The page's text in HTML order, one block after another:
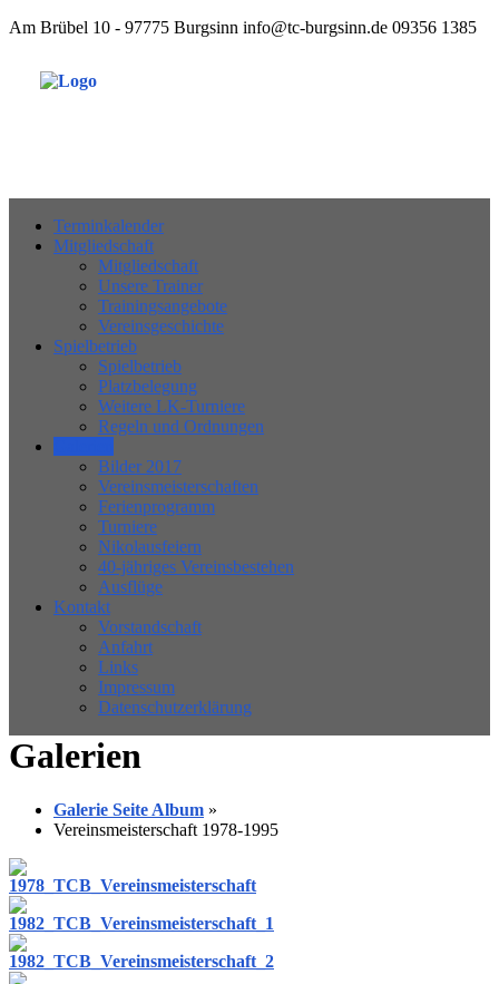
Am Brübel 10 - 97775 Burgsinn info@tc-burgsinn.de 09356 1385
Terminkalender
Mitgliedschaft
Mitgliedschaft
Unsere Trainer
Trainingsangebote
Vereinsgeschichte
Spielbetrieb
Spielbetrieb
Platzbelegung
Weitere LK-Turniere
Regeln und Ordnungen
Bilder 2017
Vereinsmeisterschaften
Ferienprogramm
Turniere
Nikolausfeiern
40-jähriges Vereinsbestehen
Ausflüge
Kontakt
Vorstandschaft
Anfahrt
Links
Impressum
Datenschutzerklärung
Galerien
Galerie Seite Album »
Vereinsmeisterschaft 1978-1995